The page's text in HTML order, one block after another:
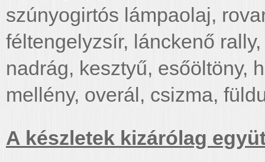
szúnyogirtós lámpaolaj,
féltengelyzsír, lánckenő
nadrág, kesztyű, esőöltöny,
mellény, overál, csizma,
A készletek kizárólag